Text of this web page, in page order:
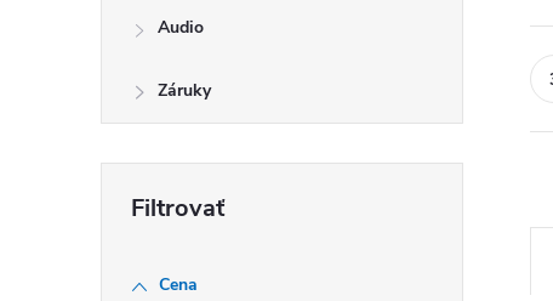
Audio
Záruky
Cena